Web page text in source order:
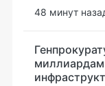
48 минут